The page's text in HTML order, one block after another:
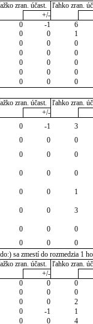
zran. účast. ľahko zran.
+/-
0 -1 6
0 0 1
0 0 0
0 0 0
0 0 0
0 0 0
0 0 0
zran. účast. ľahko zran.
+/-
0 -1 3
0 0 0
0 0 0
0 0 0
0 0 1
0 0 3
0 0 0
0 0 0
sa zmestí do rozmedzia 1
zran. účast. ľahko zran.
+/-
0 0 0
0 0 0
0 0 2
0 -1 1
0 0 4